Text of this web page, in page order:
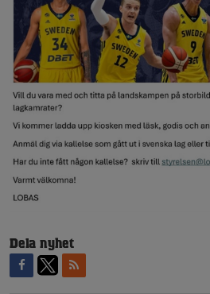
Dela nyhet